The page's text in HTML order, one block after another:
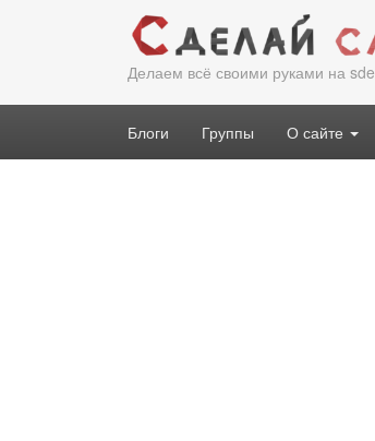
Делаем всё своими руками на
Блоги Группы О сайте